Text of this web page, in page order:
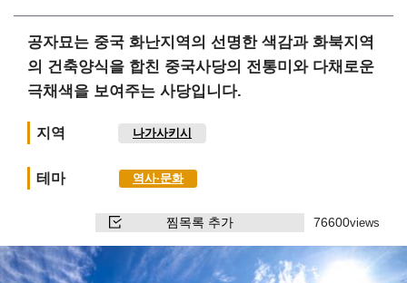
공자묘는 중국 화난지역의 선명한 색감과 화북지역
의 건축양식을 합친 중국사당의 전통미와 다채로운
극채색을 보여주는 사당입니다.
지역 나가사키시
테마 역사∙문화
찜목록 추가 76600views